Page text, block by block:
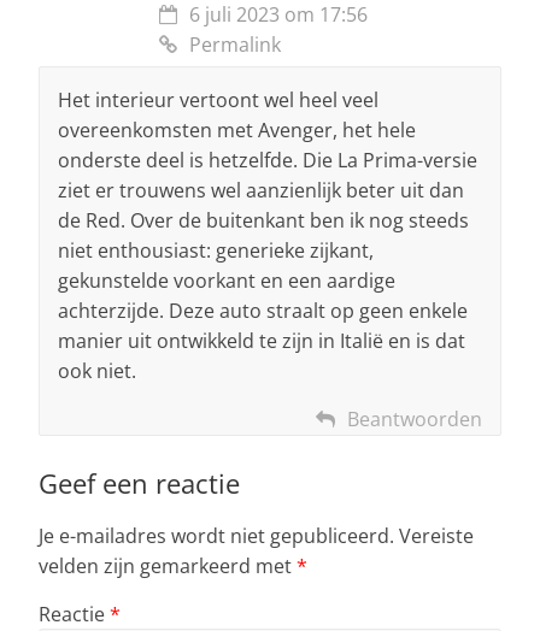
6 juli 2023 om 17:56
Permalink
Het interieur vertoont wel heel veel
overeenkomsten met Avenger, het hele
onderste deel is hetzelfde. Die La Prima-versie
ziet er trouwens wel aanzienlijk beter uit dan
de Red. Over de buitenkant ben ik nog steeds
niet enthousiast: generieke zijkant,
gekunstelde voorkant en een aardige
achterzijde. Deze auto straalt op geen enkele
manier uit ontwikkeld te zijn in Italië en is dat
ook niet.
Beantwoorden
Geef een reactie
Je e-mailadres wordt niet gepubliceerd. Vereiste
velden zijn gemarkeerd met*
Reactie*